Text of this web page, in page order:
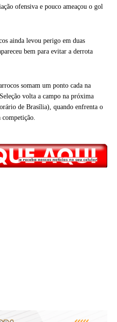
ofensiva e pouco ameaçou o gol
ainda levou perigo em duas
bem para evitar a derrota
somam um ponto cada na
volta a campo na próxima
de Brasília), quando enfrenta o